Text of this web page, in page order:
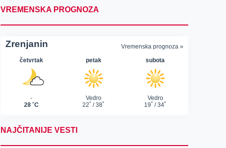
VREMENSKA PROGNOZA
NAJČITANIJE VESTI